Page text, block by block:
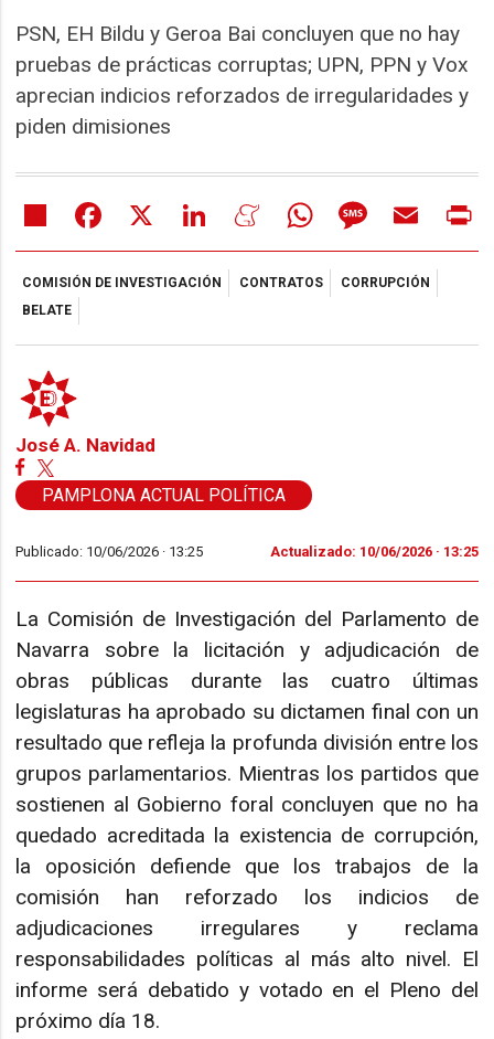
PSN, EH Bildu y Geroa Bai concluyen que no hay
pruebas de prácticas corruptas; UPN, PPN y Vox
aprecian indicios reforzados de irregularidades y
piden dimisiones
Share Facebook LinkedIn MeneameWhatsAppMessageEmail
COMISIÓN DE INVESTIGACIÓN CONTRATOS
CORRUPCIÓN
BELATE
José A. Navidad
PAMPLONA ACTUAL POLÍTICA
Publicado: 10/06/2026 · 13:25 Actualizado: 10/06/2026 · 13:25
La Comisión de Investigación del Parlamento de
Navarra sobre la licitación y adjudicación de
obras públicas durante las cuatro últimas
legislaturas ha aprobado su dictamen final con un
resultado que refleja la profunda división entre los
grupos parlamentarios. Mientras los partidos que
sostienen al Gobierno foral concluyen que no ha
quedado acreditada la existencia de corrupción,
la oposición defiende que los trabajos de la
comisión han reforzado los indicios de
adjudicaciones irregulares y reclama
responsabilidades políticas al más alto nivel. El
informe será debatido y votado en el Pleno del
próximo día 18.